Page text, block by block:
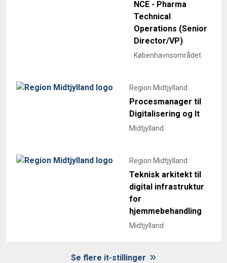
NCE - Pharma
Technical
Operations (Senior
Director/VP)
Københavnsområdet
Region Midtjylland
Procesmanager til
Digitalisering og It
Midtjylland
Region Midtjylland
Teknisk arkitekt til
digital infrastruktur
for
hjemmebehandling
Midtjylland
Se flere it-stillinger